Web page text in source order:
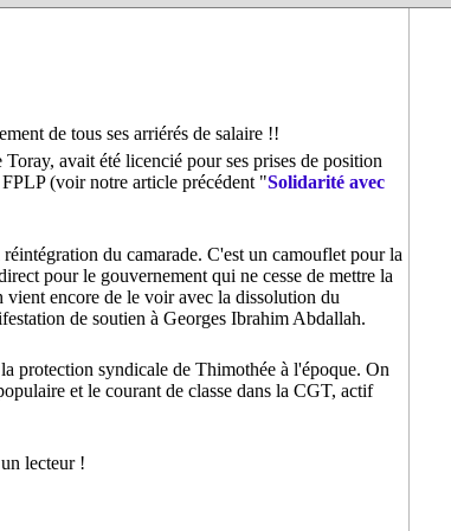
de tous ses arriérés de salaire !!
avait été licencié pour ses prises de position
(voir notre article précédent "Solidarité avec
du camarade. C'est un camouflet pour la
pour le gouvernement qui ne cesse de mettre la
encore de le voir avec la dissolution du
de soutien à Georges Ibrahim Abdallah.
protection syndicale de Thimothée à l'époque. On
et le courant de classe dans la CGT, actif
lecteur !